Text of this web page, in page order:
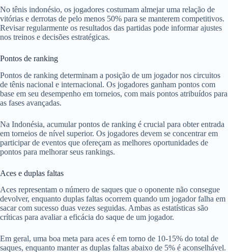
No tênis indonésio, os jogadores costumam almejar uma relação de
vitórias e derrotas de pelo menos 50% para se manterem competitivos.
Revisar regularmente os resultados das partidas pode informar ajustes
nos treinos e decisões estratégicas.
Pontos de ranking
Pontos de ranking determinam a posição de um jogador nos circuitos
de tênis nacional e internacional. Os jogadores ganham pontos com
base em seu desempenho em torneios, com mais pontos atribuídos para
as fases avançadas.
Na Indonésia, acumular pontos de ranking é crucial para obter entrada
em torneios de nível superior. Os jogadores devem se concentrar em
participar de eventos que ofereçam as melhores oportunidades de
pontos para melhorar seus rankings.
Aces e duplas faltas
Aces representam o número de saques que o oponente não consegue
devolver, enquanto duplas faltas ocorrem quando um jogador falha em
sacar com sucesso duas vezes seguidas. Ambas as estatísticas são
críticas para avaliar a eficácia do saque de um jogador.
Em geral, uma boa meta para aces é em torno de 10-15% do total de
saques, enquanto manter as duplas faltas abaixo de 5% é aconselhável.